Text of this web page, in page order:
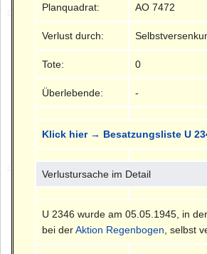
Planquadrat: AO 7472
Verlust durch:
Tote: 0
Überlebende: -
Klick hier → Besatzungsliste U
Verlustursache im Detail
U 2346 wurde am 05.05.1945, in
bei derAktion Regenbogen , selbst